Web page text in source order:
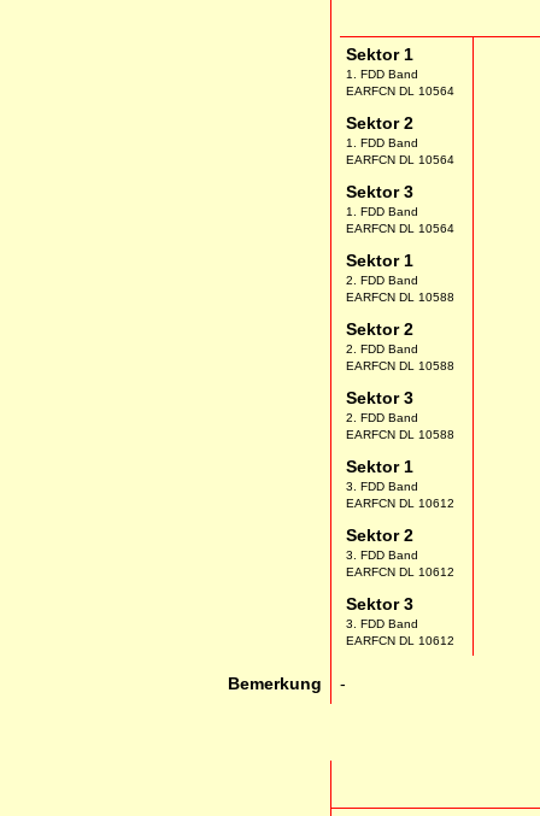
Sektor 1
1. FDD Band
EARFCN DL 10564
Sektor 2
1. FDD Band
EARFCN DL 10564
Sektor 3
1. FDD Band
EARFCN DL 10564
Sektor 1
2. FDD Band
EARFCN DL 10588
Sektor 2
2. FDD Band
EARFCN DL 10588
Sektor 3
2. FDD Band
EARFCN DL 10588
Sektor 1
3. FDD Band
EARFCN DL 10612
Sektor 2
3. FDD Band
EARFCN DL 10612
Sektor 3
3. FDD Band
EARFCN DL 10612
Bemerkung -